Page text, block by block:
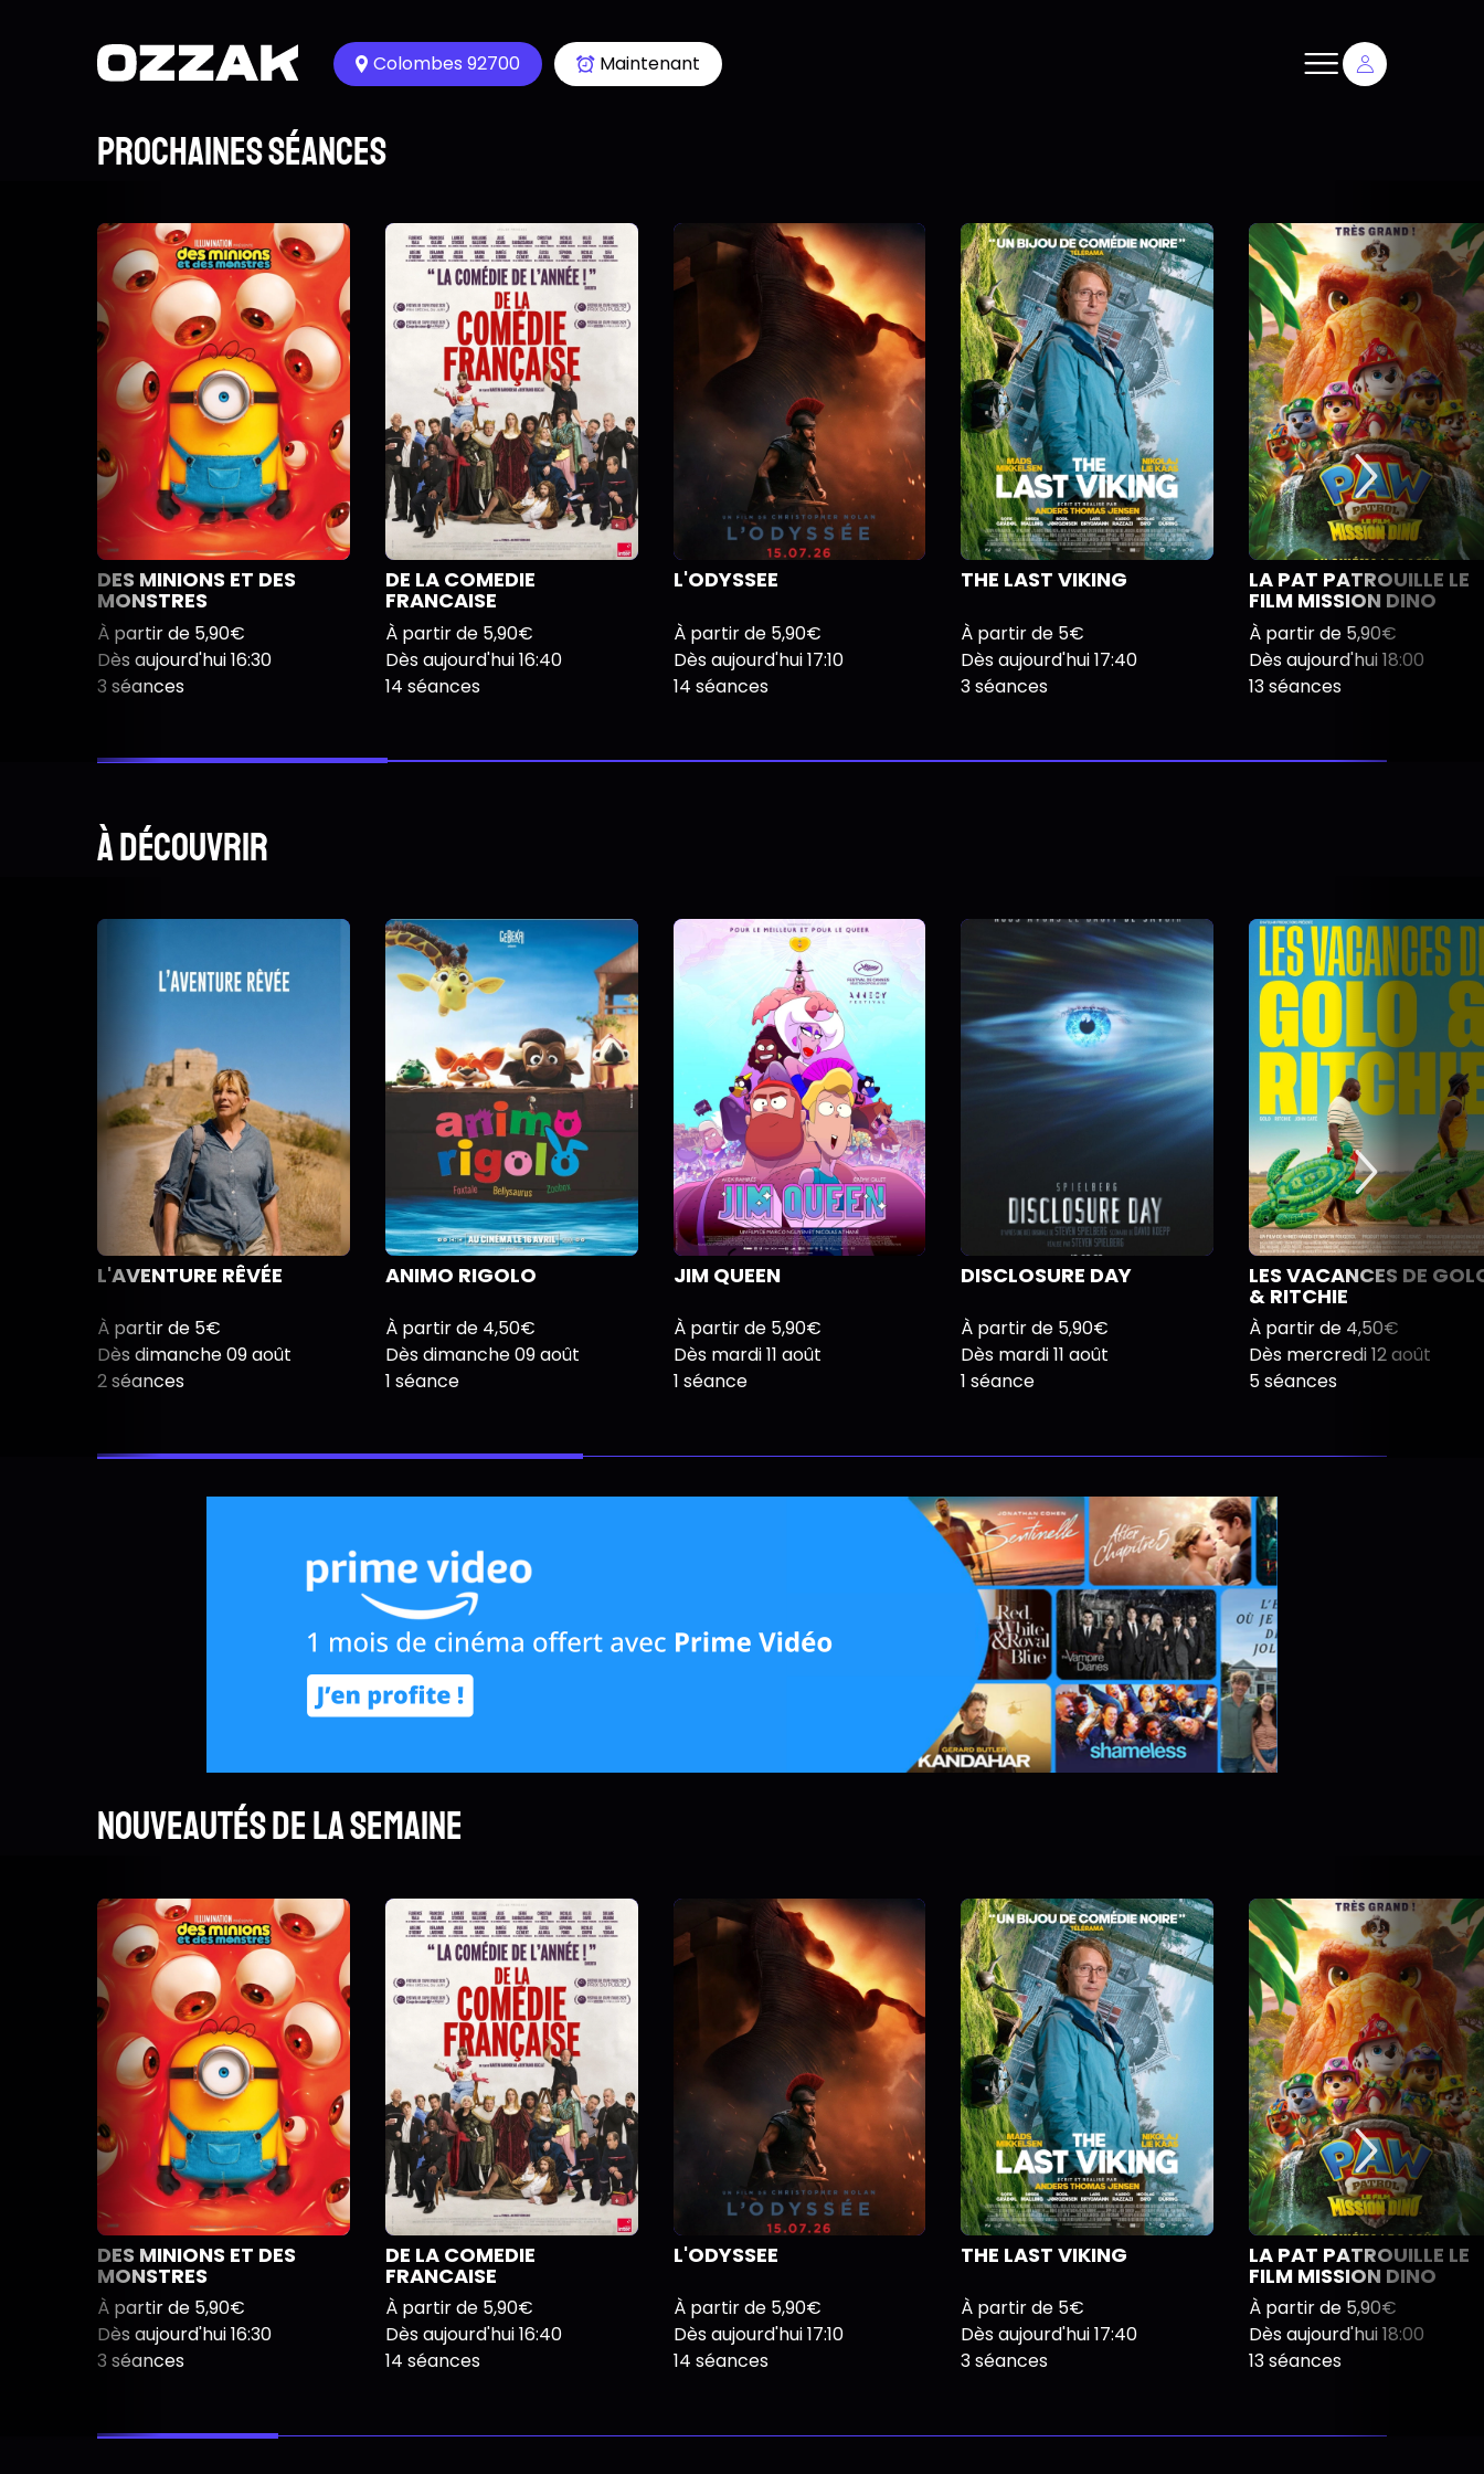
Colombes 92700 Maintenant
Prochaines séances
DES MINIONS ET DES
MONSTRES
À partir de 5,90€
Dès aujourd'hui 16:30
3 séances
DE LA COMEDIE
FRANCAISE
À partir de 5,90€
Dès aujourd'hui 16:40
14 séances
L'ODYSSEE
À partir de 5,90€
Dès aujourd'hui 17:10
14 séances
THE LAST VIKING
À partir de 5€
Dès aujourd'hui 17:40
3 séances
LA PAT PATROUILLE LE
FILM MISSION DINO
À partir de 5,90€
Dès aujourd'hui 18:00
13 séances
À découvrir
L'AVENTURE RÊVÉE
À partir de 5€
Dès dimanche 09 août
2 séances
ANIMO RIGOLO
À partir de 4,50€
Dès dimanche 09 août
1 séance
JIM QUEEN
À partir de 5,90€
Dès mardi 11 août
1 séance
DISCLOSURE DAY
À partir de 5,90€
Dès mardi 11 août
1 séance
LES VACANCES DE
& RITCHIE
À partir de 4,50€
Dès mercredi 12 août
5 séances
Nouveautés de la semaine
DES MINIONS ET DES
MONSTRES
À partir de 5,90€
Dès aujourd'hui 16:30
3 séances
DE LA COMEDIE
FRANCAISE
À partir de 5,90€
Dès aujourd'hui 16:40
14 séances
L'ODYSSEE
À partir de 5,90€
Dès aujourd'hui 17:10
14 séances
THE LAST VIKING
À partir de 5€
Dès aujourd'hui 17:40
3 séances
LA PAT PATROUILLE LE
FILM MISSION DINO
À partir de 5,90€
Dès aujourd'hui 18:00
13 séances